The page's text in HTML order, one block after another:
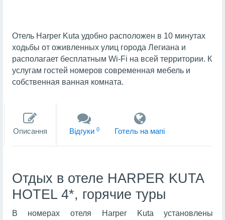
Отель Harper Kuta удобно расположен в 10 минутах
ходьбы от оживленных улиц города Легиана и
располагает бесплатным Wi-Fi на всей территории. К
услугам гостей номеров современная мебель и
собственная ванная комната.
Описання Вiдгуки 0 Готель на мапi
Отдых в отеле HARPER KUTA
HOTEL 4*, горячие туры
В номерах отеля Harper Kuta установлены